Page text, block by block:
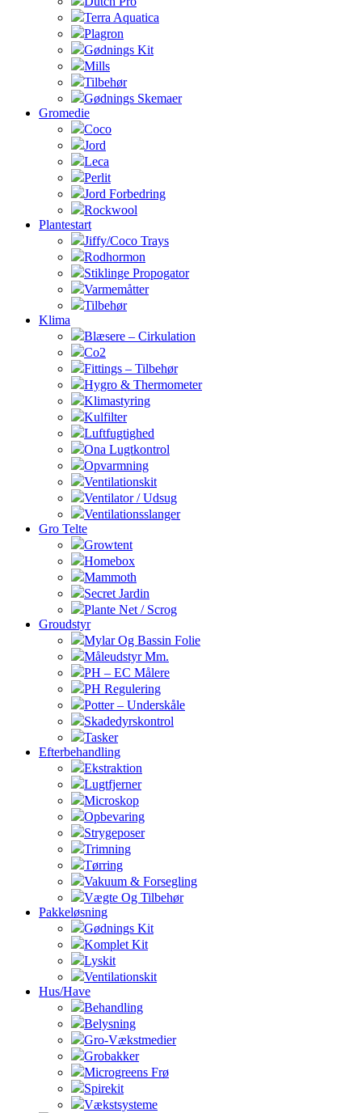
Terra Aquatica
Plagron
Gødnings Kit
Mills
Tilbehør
Gødnings Skemaer
Gromedie
Coco
Jord
Leca
Perlit
Jord Forbedring
Rockwool
Plantestart
Jiffy/Coco Trays
Rodhormon
Stiklinge Propogator
Varmemåtter
Tilbehør
Klima
Blæsere – Cirkulation
Co2
Fittings – Tilbehør
Hygro & Thermometer
Klimastyring
Kulfilter
Luftfugtighed
Ona Lugtkontrol
Opvarmning
Ventilationskit
Ventilator / Udsug
Ventilationsslanger
Gro Telte
Growtent
Homebox
Mammoth
Secret Jardin
Plante Net / Scrog
Groudstyr
Mylar Og Bassin Folie
Måleudstyr Mm.
PH – EC Målere
PH Regulering
Potter – Underskåle
Skadedyrskontrol
Tasker
Efterbehandling
Ekstraktion
Lugtfjerner
Microskop
Opbevaring
Strygeposer
Trimning
Tørring
Vakuum & Forsegling
Vægte Og Tilbehør
Pakkeløsning
Gødnings Kit
Komplet Kit
Lyskit
Ventilationskit
Hus/Have
Behandling
Belysning
Gro-Vækstmedier
Grobakker
Microgreens Frø
Spirekit
Vækstsysteme